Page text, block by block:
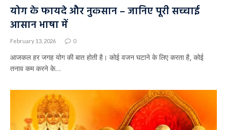
योग के फायदे और नुकसान – जानिए पूरी सच्चाई
आसान भाषा में
February 13, 2026 0
आजकल हर जगह योग की बात होती है। कोई वजन घटाने के लिए करता है, कोई
तनाव कम करने के…